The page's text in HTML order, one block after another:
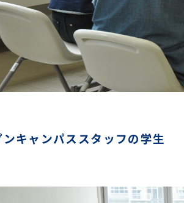
キャンパススタッフの学生